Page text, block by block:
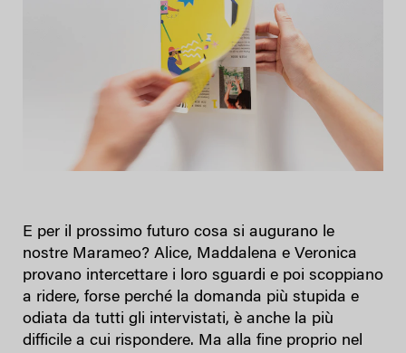
E per il prossimo futuro cosa si augurano le
nostre Marameo? Alice, Maddalena e Veronica
provano intercettare i loro sguardi e poi scoppiano
a ridere, forse perché la domanda più stupida e
odiata da tutti gli intervistati, è anche la più
difficile a cui rispondere. Ma alla fine proprio nel